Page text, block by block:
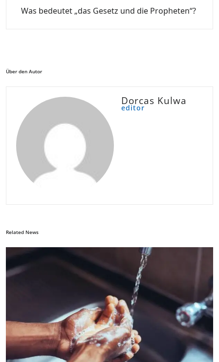
Was bedeutet „das Gesetz und die Propheten“?
Über den Autor
Dorcas Kulwa
editor
Related News